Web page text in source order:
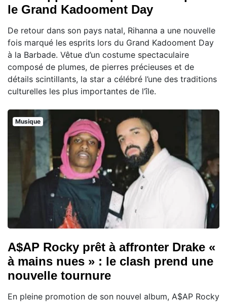
le Grand Kadooment Day
De retour dans son pays natal, Rihanna a une nouvelle
fois marqué les esprits lors du Grand Kadooment Day
à la Barbade. Vêtue d’un costume spectaculaire
composé de plumes, de pierres précieuses et de
détails scintillants, la star a célébré l’une des traditions
culturelles les plus importantes de l’île.
Musique
A$AP Rocky prêt à affronter Drake «
à mains nues » : le clash prend une
nouvelle tournure
En pleine promotion de son nouvel album, A$AP Rocky